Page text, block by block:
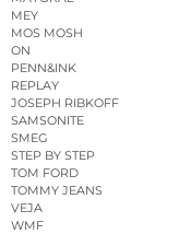
MEY
MOS MOSH
ON
PENN&INK
REPLAY
JOSEPH RIBKOFF
SAMSONITE
SMEG
STEP BY STEP
TOM FORD
TOMMY JEANS
VEJA
WMF